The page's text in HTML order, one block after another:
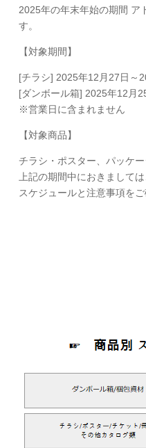
2025年の年末年始の期間 ア
す。
【対象期間】
[チラシ] 2025年12月27日～
[ダンボール箱] 2025年12月
※営業日に含まれません
【対象商品】
チラシ・ポスター、パッケ
上記の期間中におきまして
スケジュールと注意事項を